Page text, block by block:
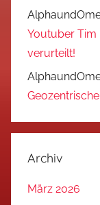
Youtuber Tim
verurteilt!
Archiv
März 2026